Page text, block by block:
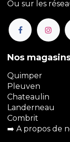
Ou sur les
Nos
Quimper
Pleuven
Chateaulin
Landerneau
Combrit
➡️ A propos de